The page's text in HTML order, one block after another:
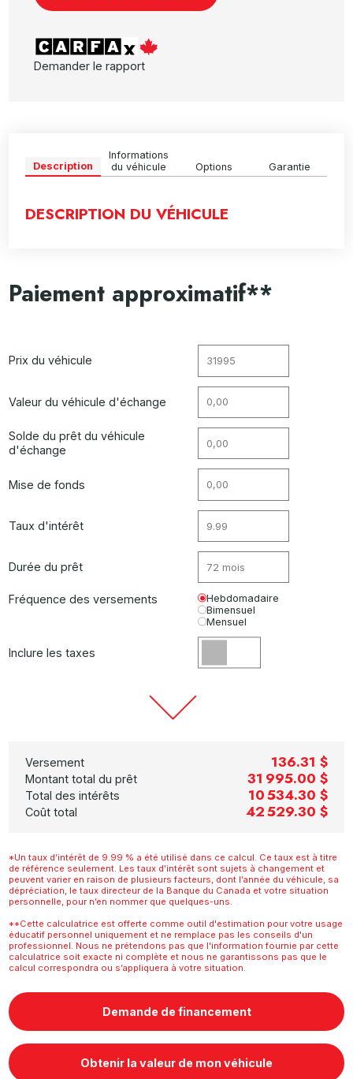
Demander le rapport
Description
Informations
du véhicule
Options Garantie
DESCRIPTION DU VÉHICULE
Paiement approximatif**
Prix du véhicule
Valeur du véhicule d'échange
Solde du prêt du véhicule
d'échange
Mise de fonds
Taux d'intérêt
Durée du prêt
Fréquence des versements
Hebdomadaire
Bimensuel
Mensuel
Inclure les taxes
Versement 136.31 $
Montant total du prêt 31 995.00 $
Total des intérêts 10 534.30 $
Coût total 42 529.30 $
*Un taux d’intérêt de 9.99 % a été utilisé dans ce calcul. Ce taux est à titre
de référence seulement. Les taux d’intérêt sont sujets à changement et
peuvent varier en raison de plusieurs facteurs, dont l’année du véhicule, sa
dépréciation, le taux directeur de la Banque du Canada et votre situation
personnelle, pour n’en nommer que quelques-uns.
**Cette calculatrice est offerte comme outil d'estimation pour votre usage
éducatif personnel uniquement et ne remplace pas les conseils d'un
professionnel. Nous ne prétendons pas que l'information fournie par cette
calculatrice soit exacte ni complète et nous ne garantissons pas que le
calcul correspondra ou s’appliquera à votre situation.
Demande de financement
Obtenir la valeur de mon véhicule